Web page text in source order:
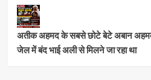
अतीक अहमद के सबसे छोटे बेटे अबान
जेल में बंद भाई अली से मिलने जा रहा था